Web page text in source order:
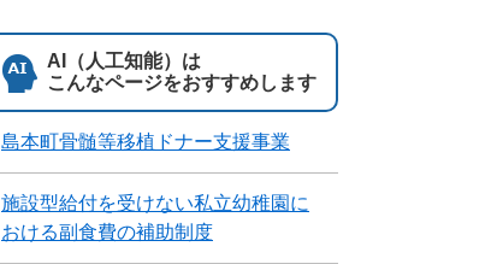
AI（人工知能）は
こんなページをおすすめします
島本町骨髄等移植ドナー支援事業
施設型給付を受けない私立幼稚園に
おける副食費の補助制度